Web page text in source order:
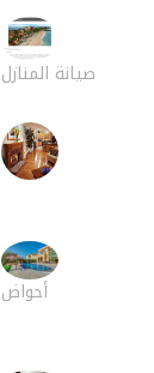
صيانة المنازل
أحواض